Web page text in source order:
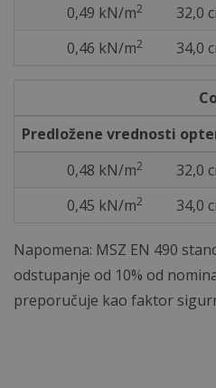
0,49 kN/m2
32,0
0,46 kN/m2 34,0
Predložene vrednosti
0,48 kN/m2
32,0
0,45 kN/m2 34,0
Napomena: MSZ EN 490
odstupanje od 10% od
preporučuje kao faktor